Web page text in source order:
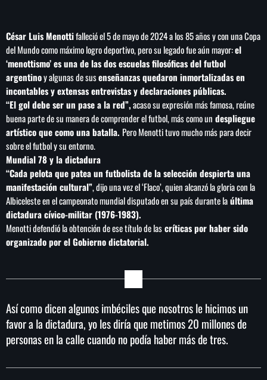
SEARCH
SEARCH
NOTAS
Importaciones de gas frenan soberanía
energética de México: Comité científico
Milei celebra ‘visita histórica’ del papa León
XIV en noviembre
Federación Venezolana reafirma su apoyo a
César Luis Menottifalleció el 5 de mayo de 2024 a los 85 años y con una Copa
del Mundo como máximo logro deportivo, pero su legado fue aún mayor:el
‘menottismo’ es una de las dos escuelas filosóficas del futbol
argentinoy algunas de susenseñanzas quedaron inmortalizadas en
incontables y extensas entrevistas y declaraciones públicas.
“El gol debe ser un pase a la red”,acaso su expresión más famosa, reúne
buena parte de su manera de comprender el futbol, más como un despliegue
artístico que como una batalla. Pero Menotti tuvo mucho más para decir
sobre el futbol y su entorno.
Mundial 78 y la dictadura
“Cada pelota que patea un futbolista de la selección despierta una
manifestación cultural”, dijo una vez el ‘Flaco’, quien alcanzó la gloria con la
Albiceleste en el campeonato mundial disputado en su país durante laúltima
dictadura cívico-militar (1976-1983).
Menotti defendió la obtención de ese título de lascríticas por haber sido
organizado por el Gobierno dictatorial.
Así como dicen algunos imbéciles que nosotros le hicimos un
favor a la dictadura, yo les diría que metimos 20 millones de
personas en la calle cuando no podía haber más de tres.